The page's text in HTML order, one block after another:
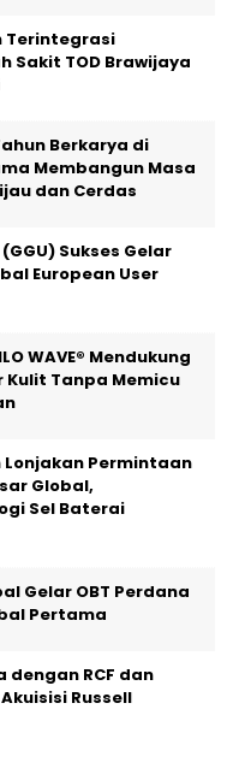
Terintegrasi
Sakit TOD Brawijaya
Berkarya di
Membangun Masa
dan Cerdas
Sukses Gelar
European User
WAVE® Mendukung
Tanpa Memicu
Permintaan
Global,
Sel Baterai
Gelar OBT Perdana
Pertama
dengan RCF dan
Russell